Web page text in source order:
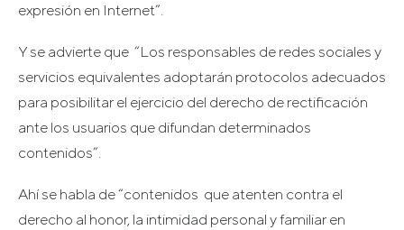
expresión en Internet”.
Y se advierte que “Los responsables de redes sociales y
servicios equivalentes adoptarán protocolos adecuados
para posibilitar el ejercicio del derecho de rectificación
ante los usuarios que difundan determinados
contenidos”.
Ahí se habla de “contenidos que atenten contra el
derecho al honor, la intimidad personal y familiar en